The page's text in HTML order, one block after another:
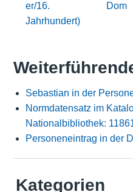
er/16.
Jahrhundert)
Dom
Sebastian in der
Normdatensatz im
Nationalbibliothek:
Personeneintrag in der
Kategorien